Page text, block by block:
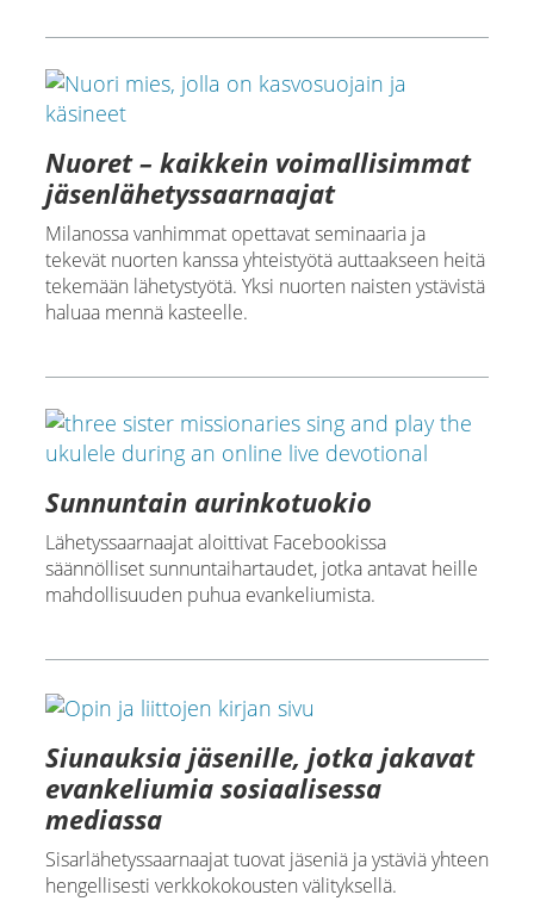
Nuoret – kaikkein voimallisimmat
jäsenlähetyssaarnaajat
Milanossa vanhimmat opettavat seminaaria ja
tekevät nuorten kanssa yhteistyötä auttaakseen heitä
tekemään lähetystyötä. Yksi nuorten naisten ystävistä
haluaa mennä kasteelle.
Sunnuntain aurinkotuokio
Lähetyssaarnaajat aloittivat Facebookissa
säännölliset sunnuntaihartaudet, jotka antavat heille
mahdollisuuden puhua evankeliumista.
Siunauksia jäsenille, jotka jakavat
evankeliumia sosiaalisessa
mediassa
Sisarlähetyssaarnaajat tuovat jäseniä ja ystäviä yhteen
hengellisesti verkkokokousten välityksellä.